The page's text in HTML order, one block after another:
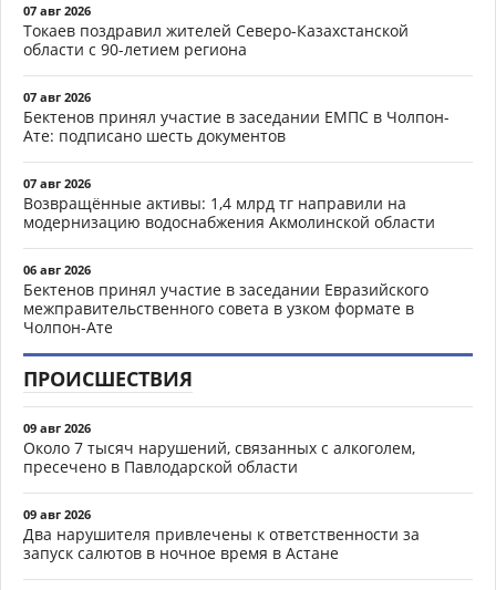
07 авг 2026
Токаев поздравил жителей Северо-Казахстанской
области с 90-летием региона
07 авг 2026
Бектенов принял участие в заседании ЕМПС в Чолпон-
Ате: подписано шесть документов
07 авг 2026
Возвращённые активы: 1,4 млрд тг направили на
модернизацию водоснабжения Акмолинской области
06 авг 2026
Бектенов принял участие в заседании Евразийского
межправительственного совета в узком формате в
Чолпон-Ате
ПРОИСШЕСТВИЯ
09 авг 2026
Около 7 тысяч нарушений, связанных с алкоголем,
пресечено в Павлодарской области
09 авг 2026
Два нарушителя привлечены к ответственности за
запуск салютов в ночное время в Астане